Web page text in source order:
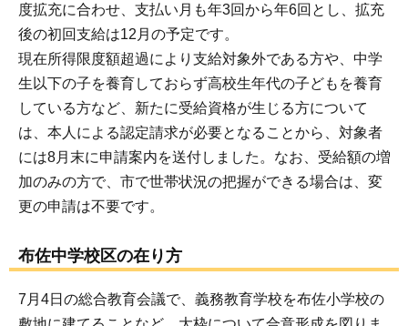
度拡充に合わせ、支払い月も年3回から年6回とし、拡充
後の初回支給は12月の予定です。
現在所得限度額超過により支給対象外である方や、中学
生以下の子を養育しておらず高校生年代の子どもを養育
している方など、新たに受給資格が生じる方について
は、本人による認定請求が必要となることから、対象者
には8月末に申請案内を送付しました。なお、受給額の増
加のみの方で、市で世帯状況の把握ができる場合は、変
更の申請は不要です。
布佐中学校区の在り方
7月4日の総合教育会議で、義務教育学校を布佐小学校の